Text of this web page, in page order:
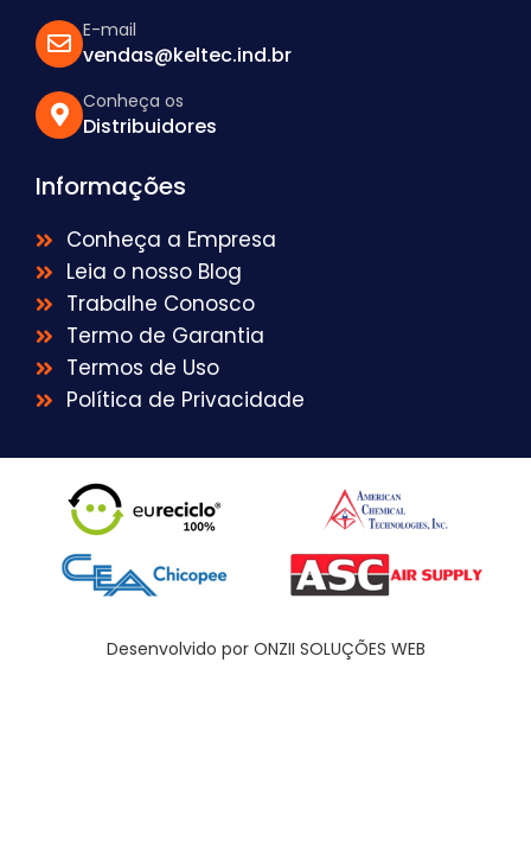
E-mail
vendas@keltec.ind.br
Conheça os
Distribuidores
Informações
Conheça a Empresa
Leia o nosso Blog
Trabalhe Conosco
Termo de Garantia
Termos de Uso
Política de Privacidade
Desenvolvido por ONZII SOLUÇÕES WEB